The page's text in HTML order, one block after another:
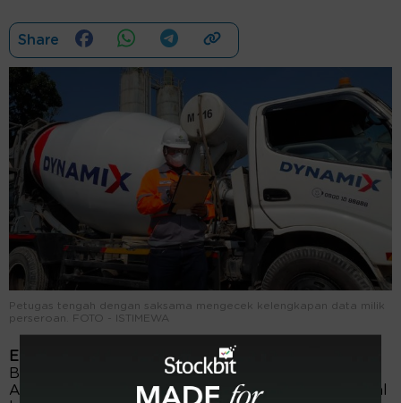
Share
Petugas tengah dengan saksama mengecek kelengkapan data milik
perseroan. FOTO - ISTIMEWA
EmitenNews.com -
Direktur Utama (Dirut) Solusi
Bangun Indonesia (SMCB) mendadak mundur. Ya,
Ainul Yaqin efektif sejak 17 Oktober 2025 menanggal